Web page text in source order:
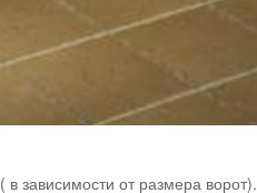
( в зависимости от размера ворот).